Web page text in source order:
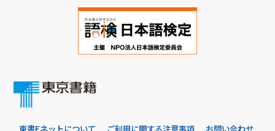
東書Eネットについて ご利用に関する注意事項 お問い合わせ